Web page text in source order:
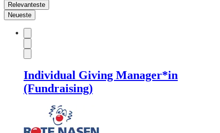
Relevanteste
Neueste
Individual Giving Manager*in
(Fundraising)